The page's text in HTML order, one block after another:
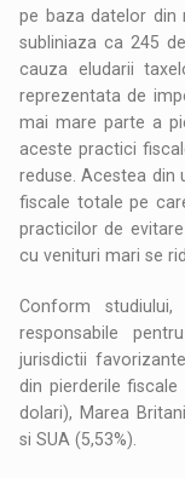
pe baza datelor din
subliniaza ca 245
cauza eludarii
reprezentata de
mai mare parte a
aceste practici
reduse. Acestea din
fiscale totale pe
practicilor de
cu venituri mari se
Conform
responsabile
jurisdictii
din pierderile
dolari), Marea
si SUA (5,53%).